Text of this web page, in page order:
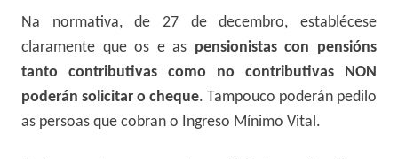
Na normativa, de 27 de decembro, establécese
claramente que os e as pensionistas con pensións
tanto contributivas como no contributivas NON
poderán solicitar o cheque. Tampouco poderán pedilo
as persoas que cobran o Ingreso Mínimo Vital.